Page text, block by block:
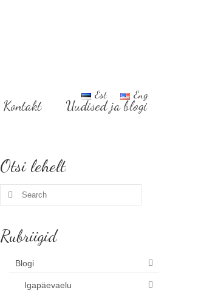
Kontakt Uudised ja blogi
Est Eng
Otsi lehelt
Search
Rubriigid
Blogi
Igapäevaelu